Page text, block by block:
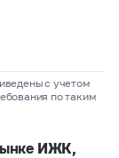
с учетом
по таким
ИЖК,